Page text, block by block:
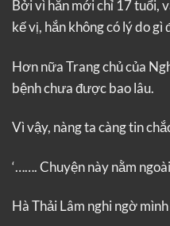
Bởi vì hắn mới chỉ 17 tuổi,
kế vị, hắn không có lý do gì
Hơn nữa Trang chủ của
bệnh chưa được bao lâu.
Vì vậy, nàng ta càng tin
‘……. Chuyện này nằm
Hà Thải Lâm nghi ngờ